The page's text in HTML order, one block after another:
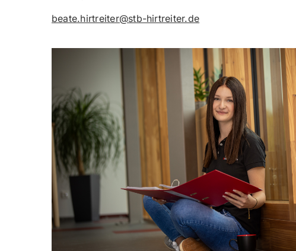
beate.hirtreiter@stb-hirtreiter.de